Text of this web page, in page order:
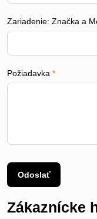
Zariadenie: Značka a
Požiadavka *
Odoslať
Zákaznícke